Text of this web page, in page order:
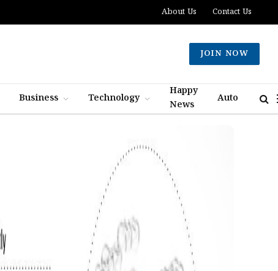
About Us Contact Us
JOIN NOW
Business Technology
Happy
News
Auto